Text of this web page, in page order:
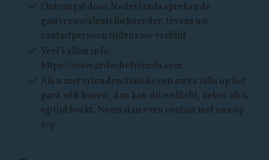
Ontvangst door Nederlands sprekende
gastvrouw/sleutelbeheerder, tevens uw
contactpersoon tijdens uw verblijf
Veel Vallon info:
https://www.ardechefriends.com
Als u met vrienden/familie een extra villa op het
park wilt huren, dan kan dit wellicht, zeker als u
op tijd boekt. Neem dan even contact met ons op
svp.